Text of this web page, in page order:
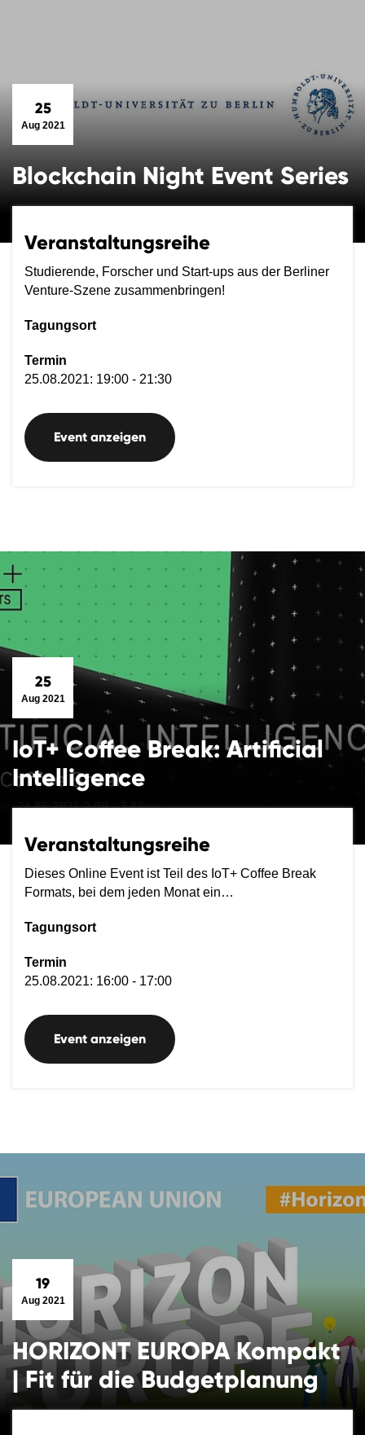
25
Aug 2021
Blockchain Night Event Series
Veranstaltungsreihe
Studierende, Forscher und Start-ups aus der Berliner
Venture-Szene zusammenbringen!
Tagungsort
Termin
25.08.2021: 19:00 - 21:30
Event anzeigen
25
Aug 2021
IoT+ Coffee Break: Artificial
Intelligence
Veranstaltungsreihe
Dieses Online Event ist Teil des IoT+ Coffee Break
Formats, bei dem jeden Monat ein…
Tagungsort
Termin
25.08.2021: 16:00 - 17:00
Event anzeigen
19
Aug 2021
HORIZONT EUROPA Kompakt
| Fit für die Budgetplanung